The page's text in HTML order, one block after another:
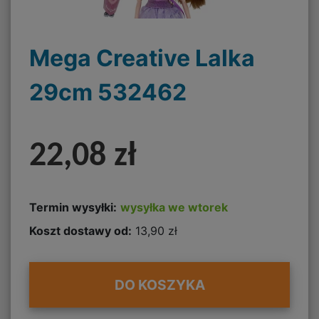
Mega Creative Lalka
29cm 532462
22,08 zł
Termin wysyłki: wysyłka we wtorek
Koszt dostawy od: 13,90 zł
DO KOSZYKA